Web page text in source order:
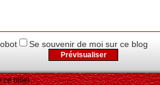
Se souvenir de moi sur ce blog
ce billet